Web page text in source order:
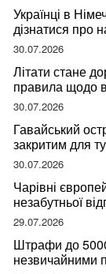
Українці в
дізнатися про
30.07.2026
Літати стане
правила щодо
30.07.2026
Гавайський
закритим для
відвідувачів
30.07.2026
Чарівні
незабутньої
29.07.2026
Штрафи до
незвичайними